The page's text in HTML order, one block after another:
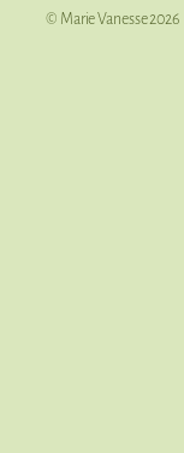
© Marie Vanesse 2026